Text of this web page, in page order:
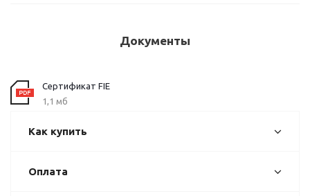
Документы
Сертификат FIE
1,1 мб
Как купить
Оплата